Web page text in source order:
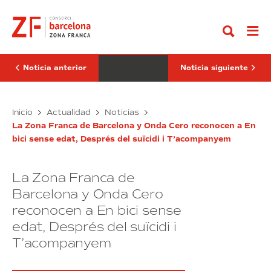
contenido
en
el
Puerto
Barcelona
la
avanzada
del
sur
de
Noticia anterior
de
China
de
Barcelona
Noticia siguiente
Inicio Actualidad Noticias
La Zona Franca de Barcelona y Onda Cero reconocen a En
bici sense edat, Després del suïcidi i T’acompanyem
La Zona Franca de
Barcelona y Onda Cero
reconocen a En bici sense
edat, Després del suïcidi i
T’acompanyem
tendrá
en
el
Barcelona
la
de
café
más
avanzada
líder
en
en